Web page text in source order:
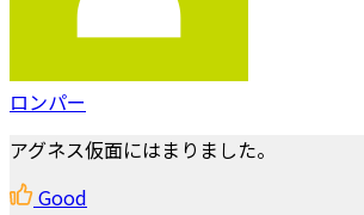
ロンパー
アグネス仮面にはまりました。
Good